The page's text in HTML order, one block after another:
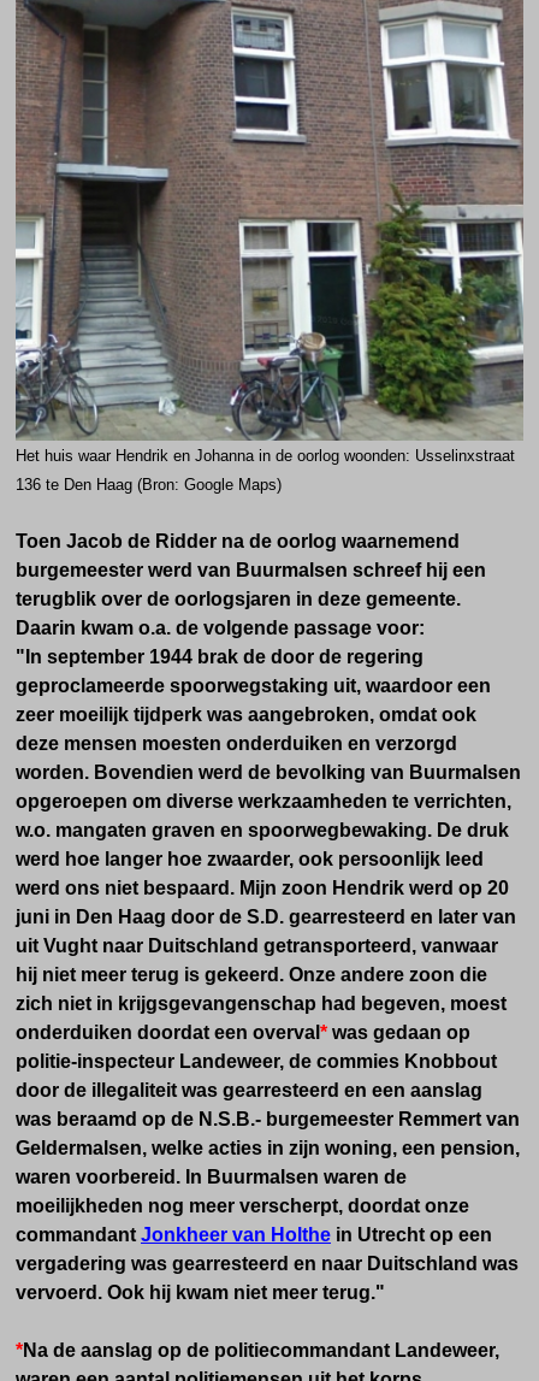
Het huis waar Hendrik en Johanna in de oorlog woonden: Usselinxstraat
136 te Den Haag (Bron: Google Maps)
Toen Jacob de Ridder na de oorlog waarnemend
burgemeester werd van Buurmalsen schreef hij een
terugblik over de oorlogsjaren in deze gemeente.
Daarin kwam o.a. de volgende passage voor:
"In september 1944 brak de door de regering
geproclameerde spoorwegstaking uit, waardoor een
zeer moeilijk tijdperk was aangebroken, omdat ook
deze mensen moesten onderduiken en verzorgd
worden. Bovendien werd de bevolking van Buurmalsen
opgeroepen om diverse werkzaamheden te verrichten,
w.o. mangaten graven en spoorwegbewaking. De druk
werd hoe langer hoe zwaarder, ook persoonlijk leed
werd ons niet bespaard. Mijn zoon Hendrik werd op 20
juni in Den Haag door de S.D. gearresteerd en later van
uit Vught naar Duitschland getransporteerd, vanwaar
hij niet meer terug is gekeerd. Onze andere zoon die
zich niet in krijgsgevangenschap had begeven, moest
onderduiken doordat een overval * was gedaan op
politie-inspecteur Landeweer, de commies Knobbout
door de illegaliteit was gearresteerd en een aanslag
was beraamd op de N.S.B.- burgemeester Remmert van
Geldermalsen, welke acties in zijn woning, een pension,
waren voorbereid. In Buurmalsen waren de
moeilijkheden nog meer verscherpt, doordat onze
commandant Jonkheer van Holthe in Utrecht op een
vergadering was gearresteerd en naar Duitschland was
vervoerd. Ook hij kwam niet meer terug."
*Na de aanslag op de politiecommandant Landeweer,